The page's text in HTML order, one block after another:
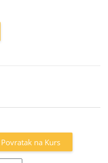
Povratak na Kurs